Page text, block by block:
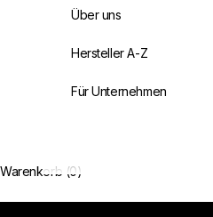
Über uns
Hersteller A-Z
Für Unternehmen
Warenkorb (0)
Jetzt entdecken